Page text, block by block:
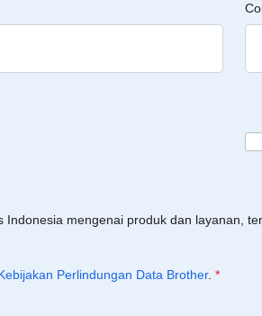
mengenai produk dan layanan,
Perlindungan Data Brother. *